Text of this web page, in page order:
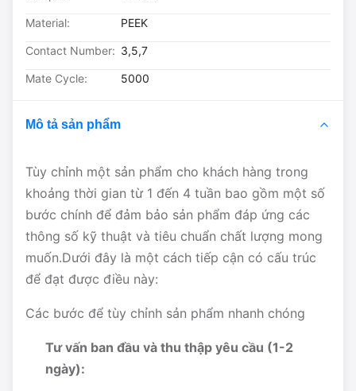
Material: PEEK
Contact Number: 3,5,7
Mate Cycle: 5000
Mô tả sản phẩm
Tùy chỉnh một sản phẩm cho khách hàng trong
khoảng thời gian từ 1 đến 4 tuần bao gồm một số
bước chính để đảm bảo sản phẩm đáp ứng các
thông số kỹ thuật và tiêu chuẩn chất lượng mong
muốn.Dưới đây là một cách tiếp cận có cấu trúc
để đạt được điều này:
Các bước để tùy chỉnh sản phẩm nhanh chóng
Tư vấn ban đầu và thu thập yêu cầu (1-2
ngày):